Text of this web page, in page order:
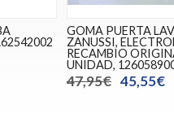
GOMA PUERTA
ZANUSSI,
RECAMBIO
UNIDAD,
47,95€ 45,55€